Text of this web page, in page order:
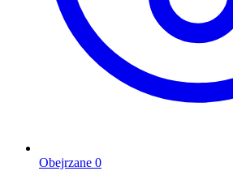
Obejrzane 0